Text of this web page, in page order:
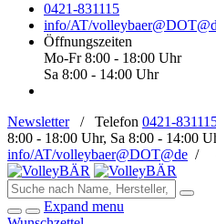
0421-831115
info/AT/
Öffnungszeiten
Mo-Fr 8:00 - 18:00 Uhr
Sa 8:00 - 14:00 Uhr
Newsletter/ Telefon 0421-
8:00 - 18:00 Uhr, Sa 8:00 - 14:00
info/AT/volleybaer@DOT@de /
Expand menu